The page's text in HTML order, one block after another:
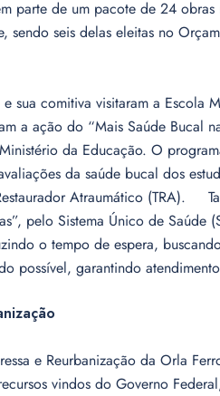
parte de um pacote de 24
sendo seis delas eleitas no
sua comitiva visitaram a Escola
a ação do “Mais Saúde Bucal
da Educação. O
da saúde bucal dos
Atraumático (TRA).
pelo Sistema Único de Saúde
o tempo de espera,
possível, garantindo
e Reurbanização da Orla
vindos do Governo